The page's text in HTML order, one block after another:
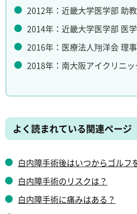
2012年：近畿大学医学部 助教
2014年：近畿大学医学部 医
2016年：医療法人翔洋会 理
2018年：南大阪アイクリニッ
よく読まれている関連ページ
白内障手術後はいつからゴルフ
白内障手術のリスクは？
白内障手術に痛みはある？